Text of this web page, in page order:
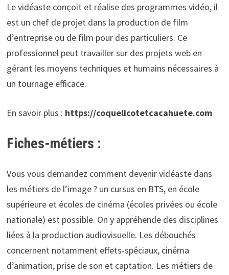
Le vidéaste conçoit et réalise des programmes vidéo, il
est un chef de projet dans la production de film
d’entreprise ou de film pour des particuliers. Ce
professionnel peut travailler sur des projets web en
gérant les moyens techniques et humains nécessaires à
un tournage efficace.
En savoir plus : https://coquelicotetcacahuete.com
Fiches-métiers :
Vous vous demandez comment devenir vidéaste dans
les métiers de l’image ? un cursus en BTS, en école
supérieure et écoles de cinéma (écoles privées ou école
nationale) est possible. On y appréhende des disciplines
liées à la production audiovisuelle. Les débouchés
concernent notamment effets-spéciaux, cinéma
d’animation, prise de son et captation. Les métiers de